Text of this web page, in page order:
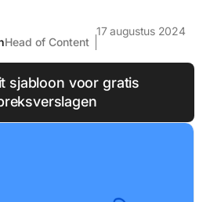
Head of Content
17 augustus 2024
sjabloon voor gratis